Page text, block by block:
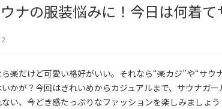
ナの服装悩みに！今日は何着
楽だけど可愛い格好がいい。それなら“楽カジ”や“サウ
かが？今回はきれいめからカジュアルまで、サウナガ
い、今どき感たっぷりなファッションを楽しみましょう